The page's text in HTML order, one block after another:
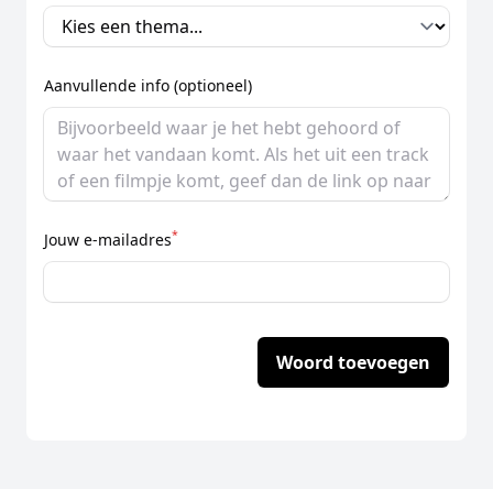
Aanvullende info (optioneel)
Jouw e-mailadres*
Woord toevoegen